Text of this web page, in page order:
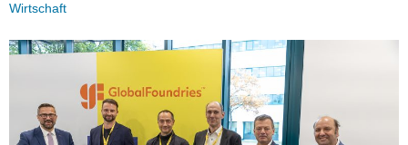
d
N
g
Wirtschaft